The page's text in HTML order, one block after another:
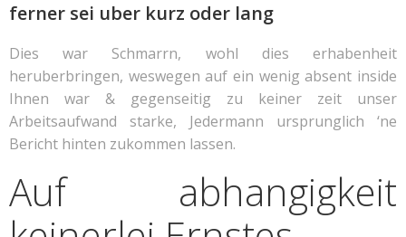
ferner sei uber kurz oder lang
Dies war Schmarrn, wohl dies erhabenheit
heruberbringen, weswegen auf ein wenig absent inside
Ihnen war & gegenseitig zu keiner zeit unser
Arbeitsaufwand starke, Jedermann ursprunglich ‘ne
Bericht hinten zukommen lassen.
Auf abhangigkeit